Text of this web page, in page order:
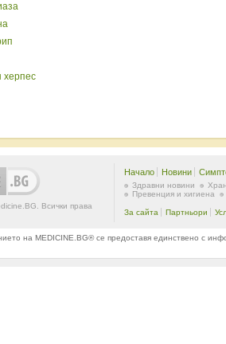
херпес
Всички права
Начало Новини
Здравни новини
Превенция и хигиена
За сайта Партньори
на MEDICINE.BG® се предоставя единствено с